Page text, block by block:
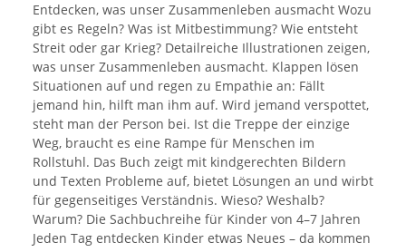
Entdecken, was unser Zusammenleben ausmacht Wozu
gibt es Regeln? Was ist Mitbestimmung? Wie entsteht
Streit oder gar Krieg? Detailreiche Illustrationen zeigen,
was unser Zusammenleben ausmacht. Klappen lösen
Situationen auf und regen zu Empathie an: Fällt
jemand hin, hilft man ihm auf. Wird jemand verspottet,
steht man der Person bei. Ist die Treppe der einzige
Weg, braucht es eine Rampe für Menschen im
Rollstuhl. Das Buch zeigt mit kindgerechten Bildern
und Texten Probleme auf, bietet Lösungen an und wirbt
für gegenseitiges Verständnis. Wieso? Weshalb?
Warum? Die Sachbuchreihe für Kinder von 4–7 Jahren
Jeden Tag entdecken Kinder etwas Neues – da kommen